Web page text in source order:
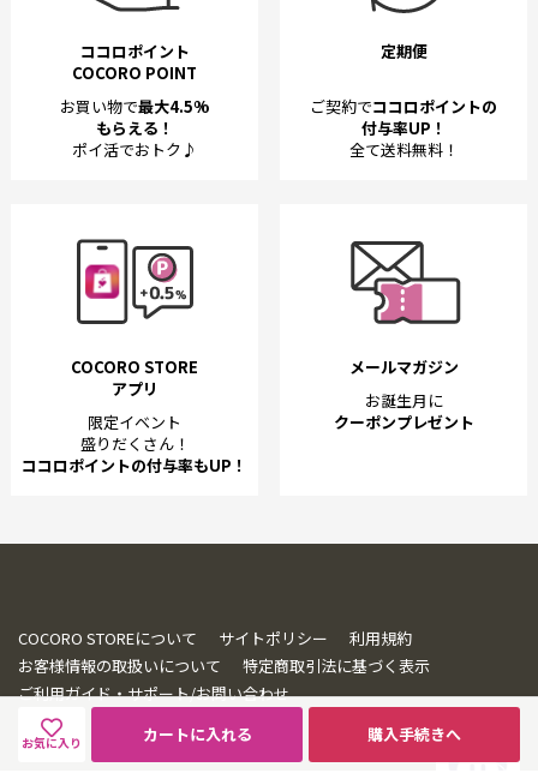
購入手続きへ
カートに入れる
お気に入り
ココロポイント
COCORO POINT
お買い物で最大4.5%
もらえる！
ポイ活でおトク♪
定期便
ご契約でココロポイントの
付与率UP！
全て送料無料！
COCORO STORE
アプリ
限定イベント
盛りだくさん！
ココロポイントの付与率もUP！
メールマガジン
お誕生月に
クーポンプレゼント
COCORO STOREについて サイトポリシー
利用規約
お客様情報の取扱いについて
特定商取引法に基づく表示
ご利用ガイド・サポート/お問い合わせ